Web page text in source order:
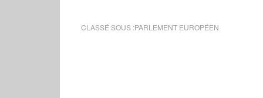
CLASSÉ SOUS :PARLEMENT EUROPÉEN